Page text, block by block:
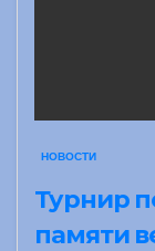
НОВОСТИ
Турнир
памяти